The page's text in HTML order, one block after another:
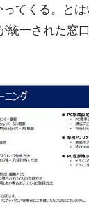
てくる。と
統一された窓